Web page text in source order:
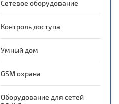
Сетевое оборудование
Контроль доступа
Умный дом
GSM охрана
Оборудование для сетей